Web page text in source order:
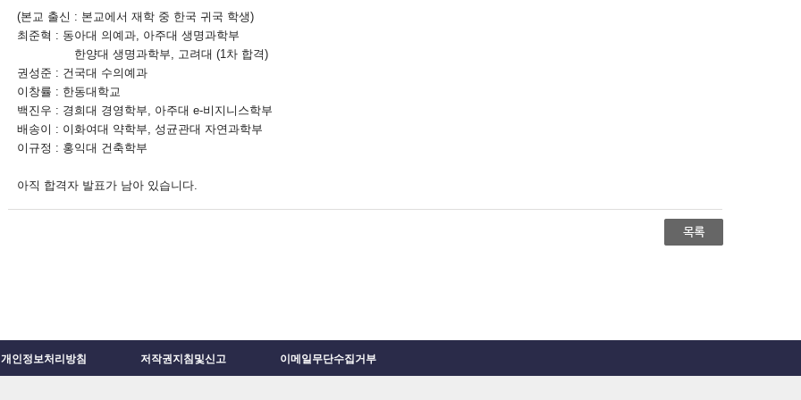
(본교 출신 : 본교에서 재학 중 한국 귀국 학생)
최준혁 : 동아대 의예과, 아주대 생명과학부
한양대 생명과학부, 고려대 (1차 합격)
권성준 : 건국대 수의예과
이창률 : 한동대학교
백진우 : 경희대 경영학부, 아주대 e-비지니스학부
배송이 : 이화여대 약학부, 성균관대 자연과학부
이규정 : 홍익대 건축학부
아직 합격자 발표가 남아 있습니다.
개인정보처리방침 저작권지침및신고 이메일무단수집거부